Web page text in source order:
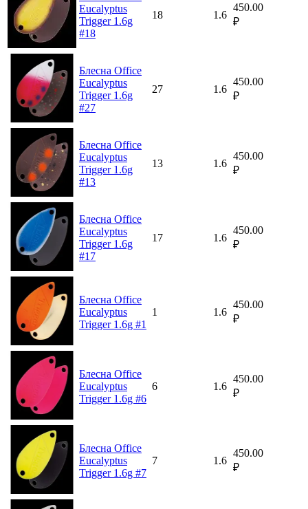
Eucalyptus
Trigger 1.6g
#18
18 1.6
450.00
₽
Блесна Office
Eucalyptus
Trigger 1.6g
#27
27 1.6
450.00
₽
Блесна Office
Eucalyptus
Trigger 1.6g
#13
13 1.6
450.00
₽
Блесна Office
Eucalyptus
Trigger 1.6g
#17
17 1.6
450.00
₽
Блесна Office
Eucalyptus
Trigger 1.6g #1
1 1.6
450.00
₽
Блесна Office
Eucalyptus
Trigger 1.6g #6
6 1.6
450.00
₽
Блесна Office
Eucalyptus
Trigger 1.6g #7
7 1.6
450.00
₽